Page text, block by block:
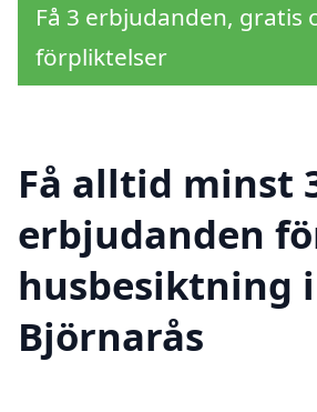
Få 3 erbjudanden, gratis
förpliktelser
Få alltid minst
erbjudanden
husbesiktning i
Björnarås